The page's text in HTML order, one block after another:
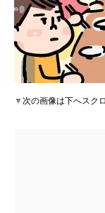
▼次の画像は下へスク